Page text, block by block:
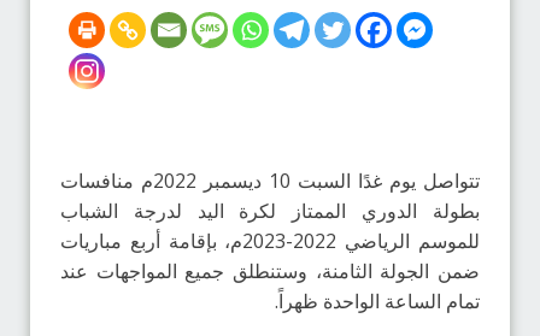
تتواصل يوم غدًا السبت 10 ديسمبر 2022م منافسات
بطولة الدوري الممتاز لكرة اليد لدرجة الشباب
للموسم الرياضي 2022-2023م، بإقامة أربع مباريات
ضمن الجولة الثامنة، وستنطلق جميع المواجهات عند
تمام الساعة الواحدة ظهراً.